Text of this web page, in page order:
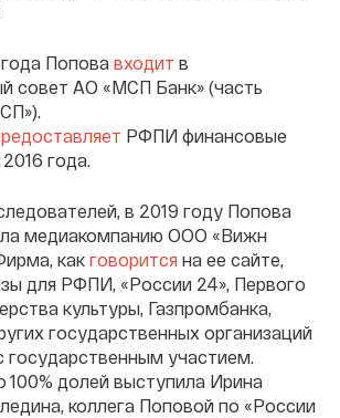
Попова входит в
совет АО «МСП Банк» (часть
РФПИ финансовые
года.
в 2019 году Попова
медиакомпанию ООО «Вижн
как говорится на ее сайте,
для РФПИ, «России 24», Первого
культуры, Газпромбанка,
государственных организаций
государственным участием.
100% долей выступила Ирина
коллега Поповой по «России